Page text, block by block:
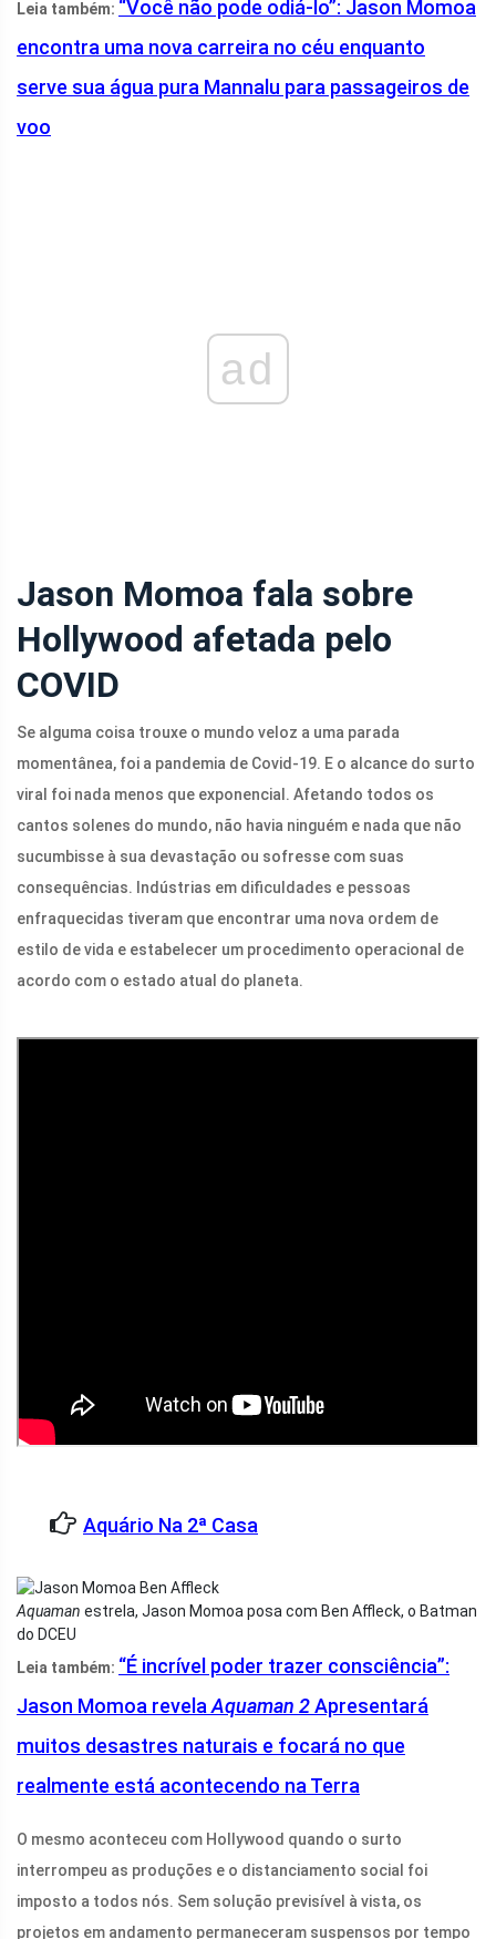
Leia também: “Você não pode odiá-lo”: Jason Momoa
encontra uma nova carreira no céu enquanto
serve sua água pura Mannalu para passageiros de
voo
ad
Jason Momoa fala sobre
Hollywood afetada pelo
COVID
Se alguma coisa trouxe o mundo veloz a uma parada
momentânea, foi a pandemia de Covid-19. E o alcance do surto
viral foi nada menos que exponencial. Afetando todos os
cantos solenes do mundo, não havia ninguém e nada que não
sucumbisse à sua devastação ou sofresse com suas
consequências. Indústrias em dificuldades e pessoas
enfraquecidas tiveram que encontrar uma nova ordem de
estilo de vida e estabelecer um procedimento operacional de
acordo com o estado atual do planeta.
Aquário Na 2ª Casa
Aquaman estrela, Jason Momoa posa com Ben Affleck, o Batman
do DCEU
Leia também: “É incrível poder trazer consciência”:
Jason Momoa revela Aquaman 2Apresentará
muitos desastres naturais e focará no que
realmente está acontecendo na Terra
O mesmo aconteceu com Hollywood quando o surto
interrompeu as produções e o distanciamento social foi
imposto a todos nós. Sem solução previsível à vista, os
projetos em andamento permaneceram suspensos por tempo